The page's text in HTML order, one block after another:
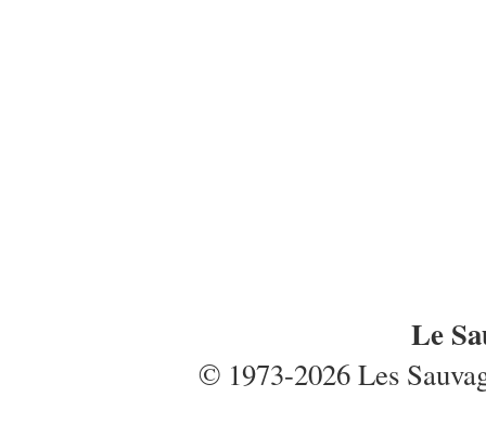
Le
© 1973-2026 Les